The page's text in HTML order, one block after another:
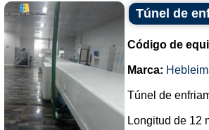
Túnel de
Código de
Marca:
Túnel de
Longitud de 12